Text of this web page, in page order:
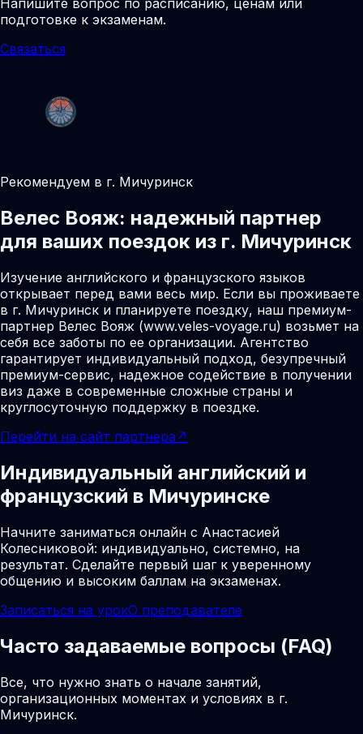
Напишите вопрос по расписанию, ценам или
подготовке к экзаменам.
Связаться
Рекомендуем в г. Мичуринск
Велес Вояж: надежный партнер
для ваших поездок из г. Мичуринск
Изучение английского и французского языков
открывает перед вами весь мир. Если вы проживаете
в г. Мичуринск и планируете поездку, наш премиум-
партнер Велес Вояж (www.veles-voyage.ru) возьмет на
себя все заботы по ее организации. Агентство
гарантирует индивидуальный подход, безупречный
премиум-сервис, надежное содействие в получении
виз даже в современные сложные страны и
круглосуточную поддержку в поездке.
Перейти на сайт партнера ↗
Индивидуальный английский и
французский в Мичуринске
Начните заниматься онлайн с Анастасией
Колесниковой: индивидуально, системно, на
результат. Сделайте первый шаг к уверенному
общению и высоким баллам на экзаменах.
Записаться на урокО преподавателе
Часто задаваемые вопросы (FAQ)
Все, что нужно знать о начале занятий,
организационных моментах и условиях в г.
Мичуринск.